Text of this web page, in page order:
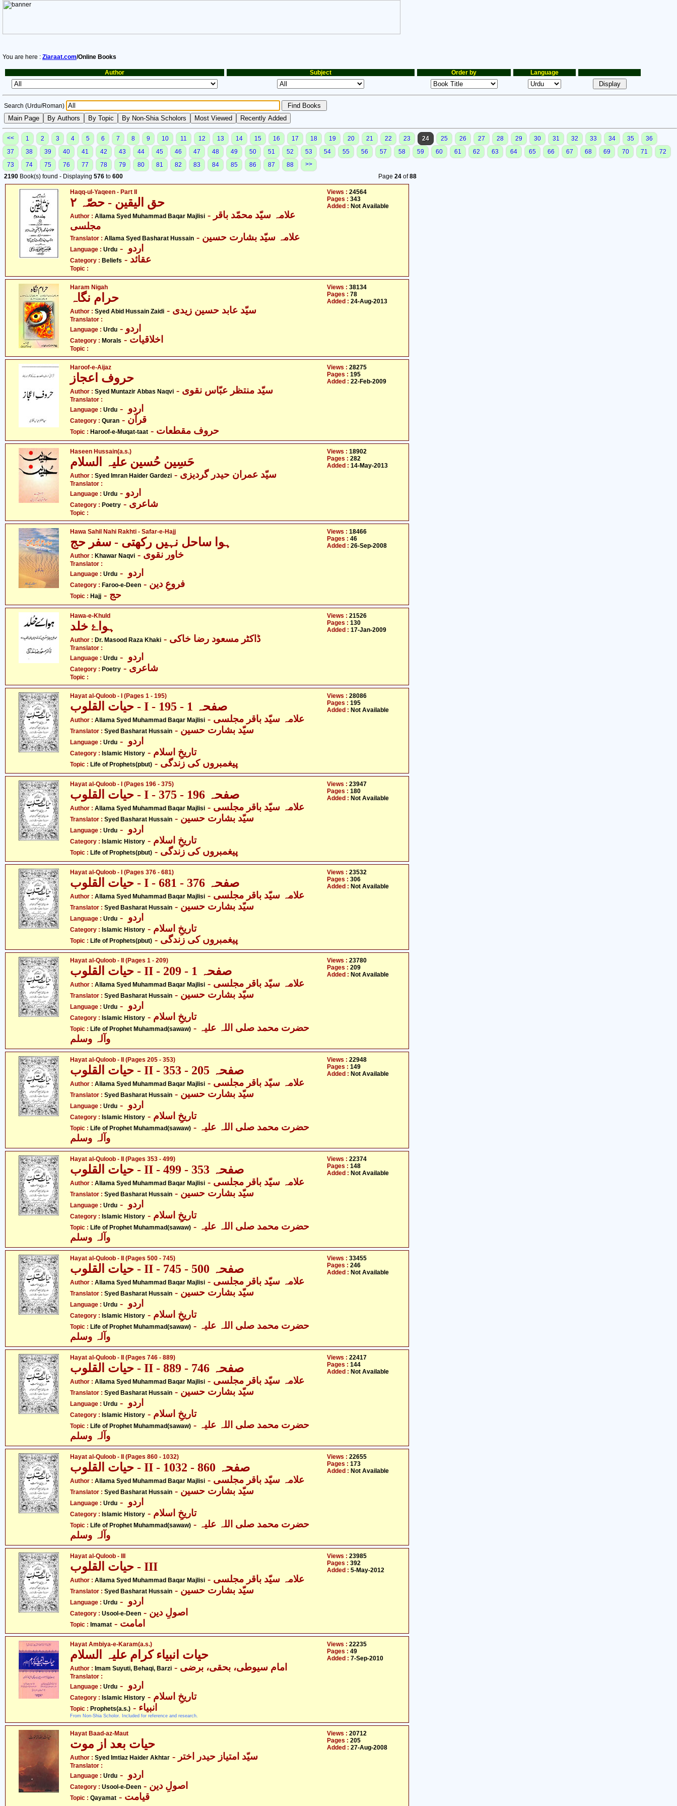
You are here : Ziaraat.com/Online Books
Author Subject Order by Language
Search (Urdu/Roman)
<< 1 2 3 4 5 6 7 8 9 10 11 12 13 14 15 16 17 18 19 20 21 22 23 24 25 26 27 28 29 30 31 32 33 34 35
36
37
38 39 40 41 42 43 44 45 46 47 48 49 50 51 52 53 54 55 56 57 58 59 60 61 62 63 64 65 66 67 68 69 70 71
72
73
74 75 76 77 78 79 80 81 82 83 84 85 86 87 88
>>
2190 Book(s) found - Displaying 576 to 600 Page 24of88
Haqq-ul-Yaqeen - Part II
حق الیقین - حصّہ ٢
Author : Allama Syed Muhammad Baqar Majlisi - علامہ سیّد محمّد باقر
مجلسی
Translator : Allama Syed Basharat Hussain - علامہ سیّد بشارت حسین
Language : Urdu
Category : Beliefs - عقائد
Topic :
Views : 24564
Pages : 343
Added : Not Available
Haram Nigah
حرام نگاہ
Author : Syed Abid Hussain Zaidi - سیّد عابد حسین زیدی
Translator :
Language : Urdu - اردو
Category : Morals - اخلاقیات
Topic :
Views : 38134
Pages : 78
Added : 24-Aug-2013
Haroof-e-Aijaz
حروف اعجاز
Author : Syed Muntazir Abbas Naqvi - سیّد منتظر عبّاس نقوی
Translator :
Language : Urdu
Category : Quran - قرآن
Topic : Haroof-e-Muqat-taat - حروف مقطعات
Views : 28275
Pages : 195
Added : 22-Feb-2009
Haseen Hussain(a.s.)
حَسِین حُسین علیہ السلام
Author : Syed Imran Haider Gardezi - سیّد عمران حیدر گردیزی
Translator :
Language : Urdu - اردو
Category : Poetry - شاعری
Topic :
Views : 18902
Pages : 282
Added : 14-May-2013
Hawa Sahil Nahi Rakhti - Safar-e-Hajj
ہوا ساحل نہیں رکھتی - سفر حج
Author : Khawar Naqvi - خاور نقوی
Translator :
Language : Urdu
Category : Faroo-e-Deen - فروعِ دین
Topic : Hajj - حج
Views : 18466
Pages : 46
Added : 26-Sep-2008
Hawa-e-Khuld
Author : Dr. Masood Raza Khaki - ڈاکٹر مسعود رضا خاکی
Translator :
Language : Urdu
Category : Poetry - شاعری
Topic :
Views : 21526
Pages : 130
Added : 17-Jan-2009
Hayat al-Quloob - I (Pages 1 - 195)
حیات القلوب - I - صفحہ 1 - 195
Author : Allama Syed Muhammad Baqar Majlisi
Translator : Syed Basharat Hussain - سیّد بشارت حسین
Language : Urdu
Category : Islamic History - تاریخِ اسلام
Topic : Life of Prophets(pbut) - پیغمبروں کی زندگی
Views : 28086
Pages : 195
Added : Not Available
Hayat al-Quloob - I (Pages 196 - 375)
حیات القلوب - I - صفحہ 196 - 375
Author : Allama Syed Muhammad Baqar Majlisi
Translator : Syed Basharat Hussain - سیّد بشارت حسین
Language : Urdu
Category : Islamic History - تاریخِ اسلام
Topic : Life of Prophets(pbut) - پیغمبروں کی زندگی
Views : 23947
Pages : 180
Added : Not Available
Hayat al-Quloob - I (Pages 376 - 681)
حیات القلوب - I - صفحہ 376 - 681
Author : Allama Syed Muhammad Baqar Majlisi
Translator : Syed Basharat Hussain - سیّد بشارت حسین
Language : Urdu
Category : Islamic History - تاریخِ اسلام
Topic : Life of Prophets(pbut) - پیغمبروں کی زندگی
Views : 23532
Pages : 306
Added : Not Available
Hayat al-Quloob - II (Pages 1 - 209)
حیات القلوب - II - صفحہ 1 - 209
Author : Allama Syed Muhammad Baqar Majlisi
Translator : Syed Basharat Hussain - سیّد بشارت حسین
Language : Urdu
Category : Islamic History - تاریخِ اسلام
Topic : Life of Prophet Muhammad(sawaw) - حضرت محمد صلی اللہ علیہ
وآلہ وسلم
Views : 23780
Pages : 209
Added : Not Available
Hayat al-Quloob - II (Pages 205 - 353)
حیات القلوب - II - صفحہ 205 - 353
Author : Allama Syed Muhammad Baqar Majlisi
Translator : Syed Basharat Hussain - سیّد بشارت حسین
Language : Urdu
Category : Islamic History - تاریخِ اسلام
Topic : Life of Prophet Muhammad(sawaw) - حضرت محمد صلی اللہ علیہ
وآلہ وسلم
Views : 22948
Pages : 149
Added : Not Available
Hayat al-Quloob - II (Pages 353 - 499)
حیات القلوب - II - صفحہ 353 - 499
Author : Allama Syed Muhammad Baqar Majlisi
Translator : Syed Basharat Hussain - سیّد بشارت حسین
Language : Urdu
Category : Islamic History - تاریخِ اسلام
Topic : Life of Prophet Muhammad(sawaw) - حضرت محمد صلی اللہ علیہ
وآلہ وسلم
Views : 22374
Pages : 148
Added : Not Available
Hayat al-Quloob - II (Pages 500 - 745)
حیات القلوب - II - صفحہ 500 - 745
Author : Allama Syed Muhammad Baqar Majlisi
Translator : Syed Basharat Hussain - سیّد بشارت حسین
Language : Urdu
Category : Islamic History - تاریخِ اسلام
Topic : Life of Prophet Muhammad(sawaw) - حضرت محمد صلی اللہ علیہ
وآلہ وسلم
Views : 33455
Pages : 246
Added : Not Available
Hayat al-Quloob - II (Pages 746 - 889)
حیات القلوب - II - صفحہ 746 - 889
Author : Allama Syed Muhammad Baqar Majlisi
Translator : Syed Basharat Hussain - سیّد بشارت حسین
Language : Urdu
Category : Islamic History - تاریخِ اسلام
Topic : Life of Prophet Muhammad(sawaw) - حضرت محمد صلی اللہ علیہ
وآلہ وسلم
Views : 22417
Pages : 144
Added : Not Available
Hayat al-Quloob - II (Pages 860 - 1032)
حیات القلوب - II - صفحہ 860 - 1032
Author : Allama Syed Muhammad Baqar Majlisi
Translator : Syed Basharat Hussain - سیّد بشارت حسین
Language : Urdu
Category : Islamic History - تاریخِ اسلام
Topic : Life of Prophet Muhammad(sawaw) - حضرت محمد صلی اللہ علیہ
وآلہ وسلم
Views : 22655
Pages : 173
Added : Not Available
Hayat al-Quloob - III
حیات القلوب - III
Author : Allama Syed Muhammad Baqar Majlisi
Translator : Syed Basharat Hussain - سیّد بشارت حسین
Language : Urdu
Category : Usool-e-Deen - اصولِ دین
Topic : Imamat - امامت
Views : 23985
Pages : 392
Added : 5-May-2012
Hayat Ambiya-e-Karam(a.s.)
Author : Imam Suyuti, Behaqi, Barzi - امام سیوطی، بحقی، برضی
Translator :
Language : Urdu
Category : Islamic History - تاریخِ اسلام
Topic : Prophets(a.s.) - انبیاء
From Non-Shia Scholor. Included for reference and research.
Views : 22235
Pages : 49
Added : 7-Sep-2010
Hayat Baad-az-Maut
Author : Syed Imtiaz Haider Akhtar - سیّد امتیاز حیدر اختر
Translator :
Language : Urdu
Category : Usool-e-Deen - اصولِ دین
Topic : Qayamat - قیامت
Views : 20712
Pages : 205
Added : 27-Aug-2008